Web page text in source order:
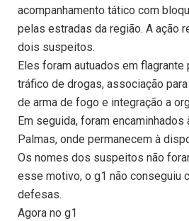
acompanhamento tático com
pelas estradas da região. A ação
dois suspeitos.
Eles foram autuados em
tráfico de drogas, associação
de arma de fogo e integração a
Em seguida, foram encaminhados
Palmas, onde permanecem à
Os nomes dos suspeitos não
esse motivo, o g1 não conseguiu
defesas.
Agora no g1